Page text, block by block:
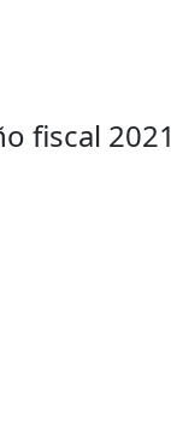
fiscal 2021